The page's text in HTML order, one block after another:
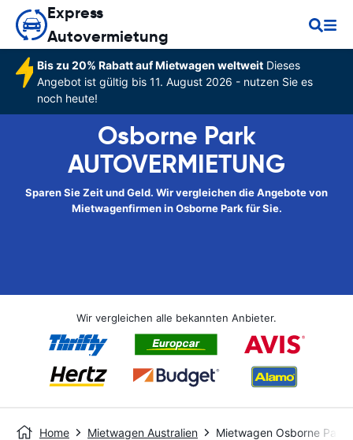
Express
Autovermietung
Bis zu 20% Rabatt auf Mietwagen weltweitDieses
Angebot ist gültig bis 11. August 2026 - nutzen Sie es
noch heute!
Osborne Park
AUTOVERMIETUNG
Sparen Sie Zeit und Geld. Wir vergleichen die Angebote von
Mietwagenfirmen in Osborne Park für Sie.
Wir vergleichen alle bekannten Anbieter.
Home Mietwagen Australien Mietwagen Osborne Park